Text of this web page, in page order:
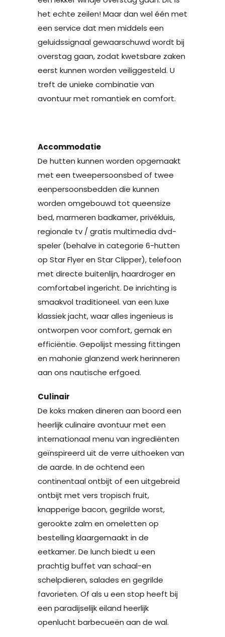
het echte zeilen! Maar dan wel één met
een service dat men middels een
geluidssignaal gewaarschuwd wordt bij
overstag gaan, zodat kwetsbare zaken
eerst kunnen worden veiliggesteld. U
treft de unieke combinatie van
avontuur met romantiek en comfort.
Accommodatie
De hutten kunnen worden opgemaakt
met een tweepersoonsbed of twee
eenpersoonsbedden die kunnen
worden omgebouwd tot queensize
bed, marmeren badkamer, privékluis,
regionale tv / gratis multimedia dvd-
speler (behalve in categorie 6-hutten
op Star Flyer en Star Clipper), telefoon
met directe buitenlijn, haardroger en
comfortabel ingericht. De inrichting is
smaakvol traditioneel. van een luxe
klassiek jacht, waar alles ingenieus is
ontworpen voor comfort, gemak en
efficiëntie. Gepolijst messing fittingen
en mahonie glanzend werk herinneren
aan ons nautische erfgoed.
Culinair
De koks maken dineren aan boord een
heerlijk culinaire avontuur met een
internationaal menu van ingrediënten
geïnspireerd uit de verre uithoeken van
de aarde. In de ochtend een
continentaal ontbijt of een uitgebreid
ontbijt met vers tropisch fruit,
knapperige bacon, gegrilde worst,
gerookte zalm en omeletten op
bestelling klaargemaakt in de
eetkamer. De lunch biedt u een
prachtig buffet van schaal-en
schelpdieren, salades en gegrilde
favorieten. Of als u een stop heeft bij
een paradijselijk eiland heerlijk
openlucht barbecueën aan de wal.